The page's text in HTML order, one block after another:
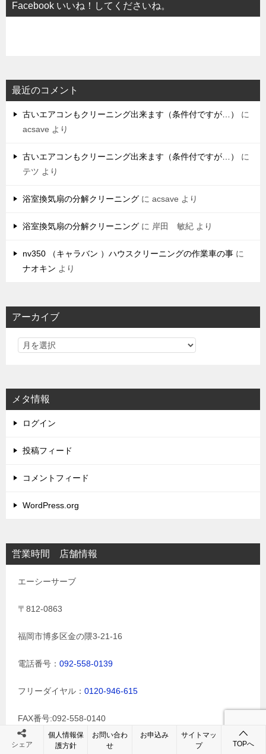
Facebook いいね！してくださいね。
最近のコメント
古いエアコンもクリーニング出来ます（条件付ですが…）
に
acsave より
古いエアコンもクリーニング出来ます（条件付ですが…）
に
テツ より
浴室換気扇の分解クリーニング に acsave より
浴室換気扇の分解クリーニング に 岸田 敏紀 より
nv350 （キャラバン ）ハウスクリーニングの作業車の事 に
ナオキン より
アーカイブ
メタ情報
ログイン
投稿フィード
コメントフィード
WordPress.org
営業時間 店舗情報
エーシーサーブ
〒812-0863
福岡市博多区金の隈3-21-16
電話番号： 092-558-0139
フリーダイヤル： 0120-946-615
FAX番号:092-558-0140
お問合せ
シェア
個人情報保
護方針
お問い合わ
せ
お申込み
サイトマッ
プ
TOPへ